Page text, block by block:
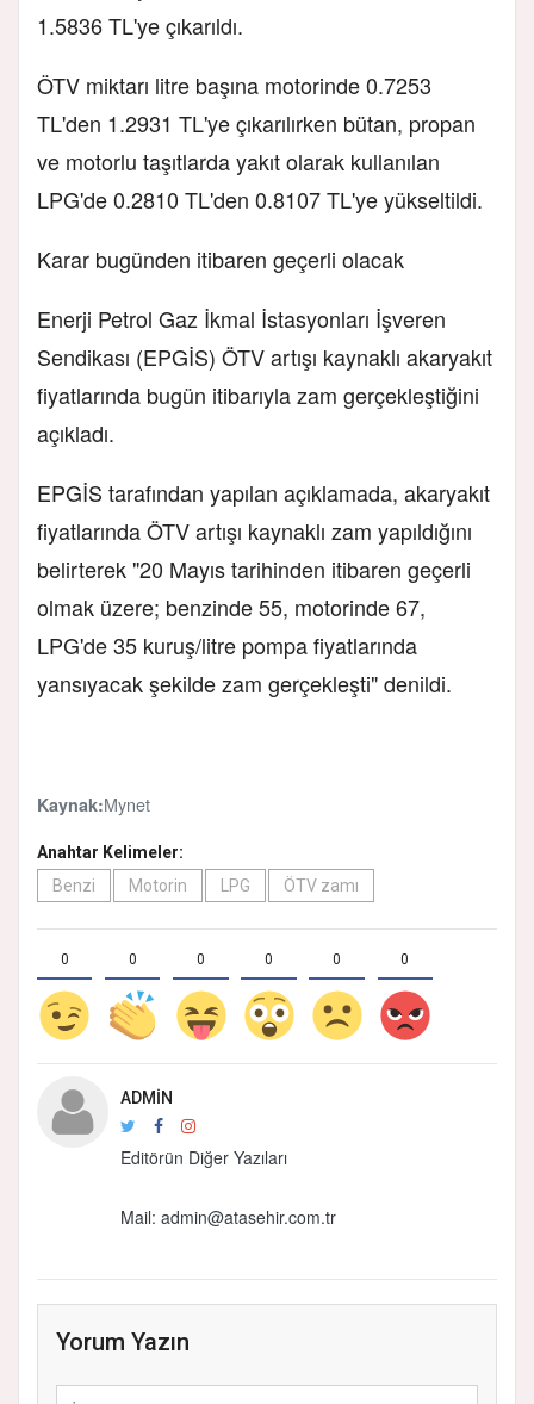
1.5836 TL'ye çıkarıldı.
ÖTV miktarı litre başına motorinde 0.7253
TL'den 1.2931 TL'ye çıkarılırken bütan, propan
ve motorlu taşıtlarda yakıt olarak kullanılan
LPG'de 0.2810 TL'den 0.8107 TL'ye yükseltildi.
Karar bugünden itibaren geçerli olacak
Enerji Petrol Gaz İkmal İstasyonları İşveren
Sendikası (EPGİS) ÖTV artışı kaynaklı akaryakıt
fiyatlarında bugün itibarıyla zam gerçekleştiğini
açıkladı.
EPGİS tarafından yapılan açıklamada, akaryakıt
fiyatlarında ÖTV artışı kaynaklı zam yapıldığını
belirterek "20 Mayıs tarihinden itibaren geçerli
olmak üzere; benzinde 55, motorinde 67,
LPG'de 35 kuruş/litre pompa fiyatlarında
yansıyacak şekilde zam gerçekleşti" denildi.
Kaynak:Mynet
Anahtar Kelimeler:
Benzi
Motorin LPG ÖTV zamı
0 0 0 0 0 0
ADMIN
Editörün Diğer Yazıları
Mail: admin@atasehir.com.tr
Yorum Yazın